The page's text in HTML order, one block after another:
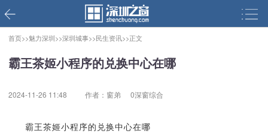
首页>>魅力深圳>>深圳城事>>民生资讯>>正文
霸王茶姬小程序的兑换中心在哪
2024-11-26 11:48 作者：窗弟 0深窗综合
霸王茶姬小程序的兑换中心在哪